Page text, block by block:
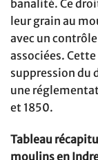
banalité. Ce
leur grain au
avec un
associées.
suppression du
une
et 1850.
Tableau
moulins en